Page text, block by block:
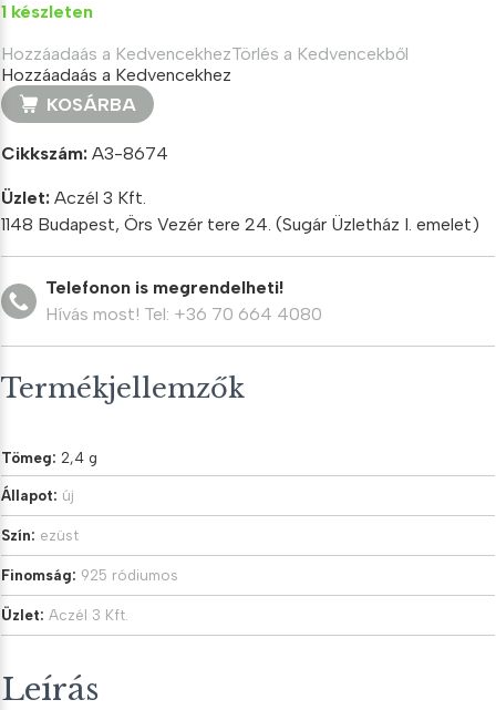
was:
200 Ft.
780 Ft.
1 készleten
Hozzáadaás a KedvencekhezTörlés a Kedvencekből
Hozzáadaás a Kedvencekhez
Új
ezüst
medál
mennyiség
KOSÁRBA
Cikkszám: A3-8674
Üzlet: Aczél 3 Kft.
1148 Budapest, Örs Vezér tere 24. (Sugár Üzletház I. emelet)
Telefonon is megrendelheti!
Hívás most! Tel: +36 70 664 4080
Termékjellemzők
Tömeg: 2,4 g
Állapot: új
Szín: ezüst
Finomság: 925 ródiumos
Üzlet: Aczél 3 Kft.
Leírás